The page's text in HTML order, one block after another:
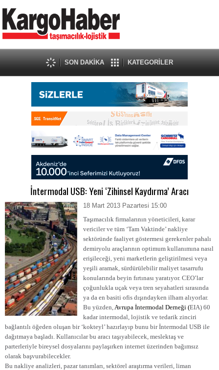
SON DAKİKA KATEGORİLER
İntermodal USB: Yeni ‘Zihinsel Kaydırma’ Aracı
18 Mart 2013 Pazartesi 15:00
Taşımacılık firmalarının yöneticileri, karar
vericiler ve tüm ‘Tam Vaktinde’ nakliye
sektöründe faaliyet göstermesi gerekenler pahalı
demiryolu araçlarının optimum kullanımına nasıl
erişileceği, yeni marketlerin geliştirilmesi veya
yeşili aramak, sürdürülebilir maliyet tasarrufu
konularında beyin fırtınası yaratıyor. CEO’lar
çoğunlukla uçak veya tren seyahatleri sırasında
ya da en basiti ofis dışındayken ilham alıyorlar.
Bu yüzden,Avrupa İntermodal Derneği (EIA) 60
kadar intermodal, lojistik ve tedarik zinciri
bağlantılı öğeden oluşan bir ‘kokteyl’ hazırlayıp bunu bir İntermodal USB ile
dağıtmaya başladı. Kullanıcılar bu aracı taşıyabilecek, meslektaş ve
parterleriyle bireysel dosyalarını paylaşırken internet üzerinden bağımsız
olarak başvurabilecekler.
Bu nakliye analizleri, pazar tanımları, sektörel araştırma verileri, liman